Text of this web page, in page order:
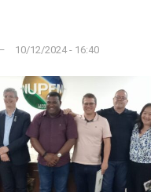
10/12/2024 - 16:40